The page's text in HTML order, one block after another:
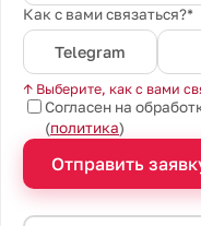
Как с вами связаться?*
Telegram
↑ Выберите, как с вами
Согласен на
(политика)
Отправить